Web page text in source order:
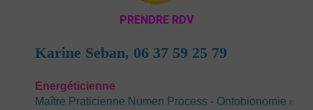
PRENDRE RDV
Karine Seban, 06 37 59 25 79
Energéticienne
Maître Praticienne Numen Process - Ontobionomie ©